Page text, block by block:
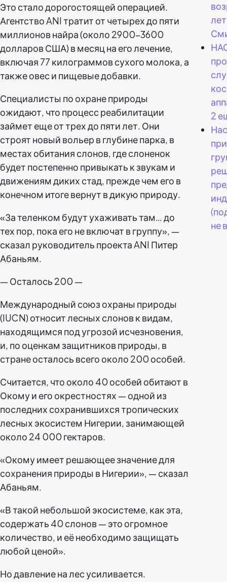
Это стало дорогостоящей операцией.
Агентство ANI тратит от четырех до пяти
миллионов найра (около 2900-3600
долларов США) в месяц на его лечение,
включая 77 килограммов сухого молока, а
также овес и пищевые добавки.
Специалисты по охране природы
ожидают, что процесс реабилитации
займет еще от трех до пяти лет. Они
строят новый вольер в глубине парка, в
местах обитания слонов, где слоненок
будет постепенно привыкать к звукам и
движениям диких стад, прежде чем его в
конечном итоге вернут в дикую природу.
«За теленком будут ухаживать там… до
тех пор, пока его не включат в группу», —
сказал руководитель проекта ANI Питер
Абаньям.
— Осталось 200 —
Международный союз охраны природы
(IUCN) относит лесных слонов к видам,
находящимся под угрозой исчезновения,
и, по оценкам защитников природы, в
стране осталось всего около 200 особей.
Считается, что около 40 особей обитают в
Окому и его окрестностях — одной из
последних сохранившихся тропических
лесных экосистем Нигерии, занимающей
около 24 000 гектаров.
«Окому имеет решающее значение для
сохранения природы в Нигерии», — сказал
Абаньям.
«В такой небольшой экосистеме, как эта,
содержать 40 слонов — это огромное
количество, и её необходимо защищать
любой ценой».
Но давление на лес усиливается.
2
не